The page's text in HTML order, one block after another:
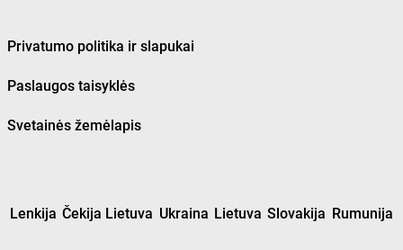
Privatumo politika ir slapukai
Paslaugos taisyklės
Svetainės žemėlapis
Lenkija Čekija Lietuva Ukraina Lietuva Slovakija Rumunija